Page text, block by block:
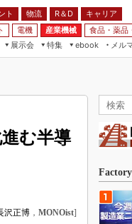
ト 物流 R＆D
キャリア
電機 産業機械 食品・薬品
展示会
特集
ebook
メル
む半導
沢正博 ， MONOist]